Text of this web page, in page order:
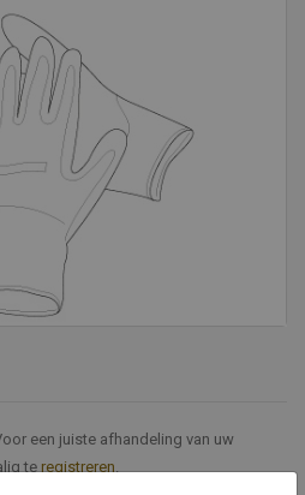
een juiste afhandeling van uw
teregistreren.